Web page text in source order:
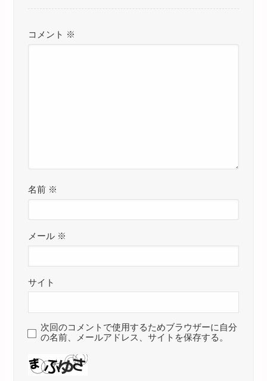
コメント ※
名前 ※
メール ※
サイト
次回のコメントで使用するためブラウザーに自分
の名前、メールアドレス、サイトを保存する。